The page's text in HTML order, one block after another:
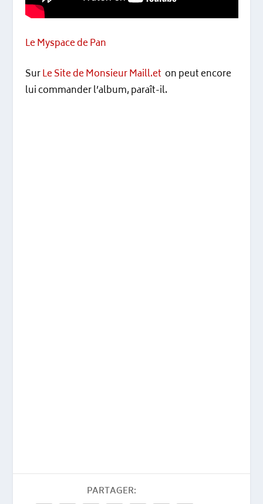
Le Myspace de Pan
SurLe Site de Monsieur Maill.et on peut encore
lui commander l’album, paraît-il.
PARTAGER: